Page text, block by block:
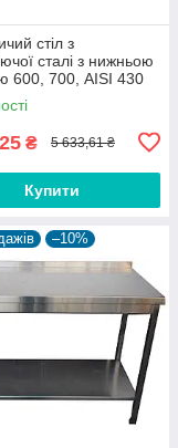
стіл з
сталі з нижньою
600, 700, AISI 430
₴ 5 633,61 ₴
Купити
–10%